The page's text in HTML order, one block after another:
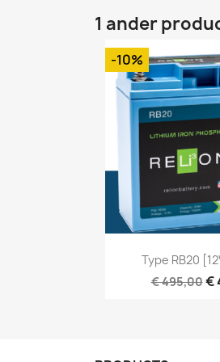
1 ander
Type RB20
€ 495,00€
-10%
Snel